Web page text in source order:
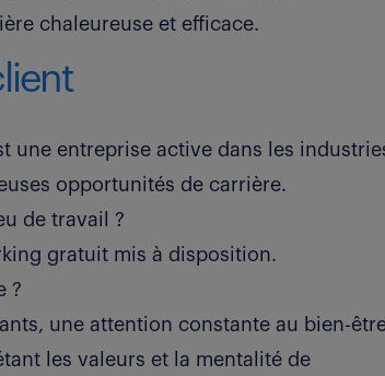
chaleureuse et efficace.
une entreprise active dans les
opportunités de carrière.
de travail ?
gratuit mis à disposition.
?
une attention constante au bien-
les valeurs et la mentalité de